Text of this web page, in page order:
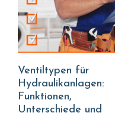
Ventiltypen für
Hydraulikanlagen:
Funktionen,
Unterschiede und